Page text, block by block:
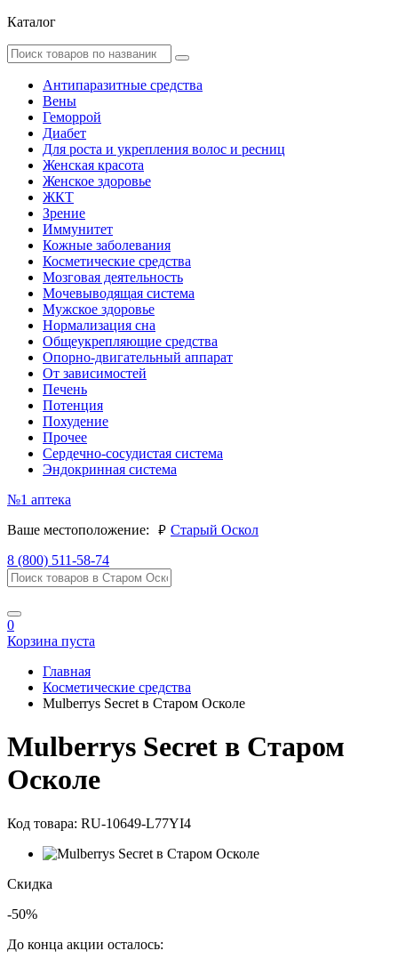
Каталог
Антипаразитные средства
Вены
Геморрой
Диабет
Для роста и укрепления волос и ресниц
Женская красота
Женское здоровье
ЖКТ
Зрение
Иммунитет
Кожные заболевания
Косметические средства
Мозговая деятельность
Мочевыводящая система
Мужское здоровье
Нормализация сна
Общеукрепляющие средства
Опорно-двигательный аппарат
От зависимостей
Печень
Потенция
Похудение
Прочее
Сердечно-сосудистая система
Эндокринная система
№1 аптека
Ваше местоположение:
руб. Старый Оскол
8 (800) 511-58-74
0
Корзина пуста
Главная
Косметические средства
Mulberrys Secret в Старом Осколе
Mulberrys Secret в Старом
Осколе
Код товара: RU-10649-L77YI4
Скидка
-50%
До конца акции осталось: